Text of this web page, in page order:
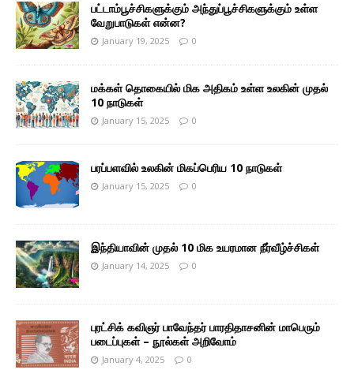
பட்டாம்பூச்சிகளுக்கும் அந்துப்பூச்சிகளுக்கும் உள்ள
வேறுபாடுகள் என்ன?
January 19, 2025 0
மக்கள் தொகையில் மிக அதிகம் உள்ள உலகின் முதல்
10 நாடுகள்
January 15, 2025 0
பரப்பளவில் உலகின் மிகப்பெரிய 10 நாடுகள்
January 15, 2025 0
இந்தியாவின் முதல் 10 மிக உயரமான நீர்வீழ்ச்சிகள்
January 14, 2025 0
புரட்சிக் கவிஞர் பாவேந்தர் பாரதிதாசனின் மாபெரும்
படைப்புகள் – நூல்கள் அறிவோம்
January 4, 2025 0